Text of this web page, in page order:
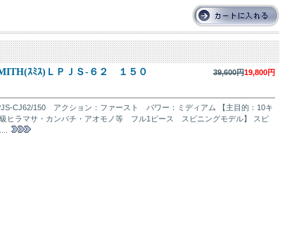
ｽﾐｽ)ＬＰＪＳ-６２ １５０ 39,600円19,800円
CJ62/150 アクション：ファースト パワー：ミディアム 【主目的：10キ
ヒラマサ・カンパチ・アオモノ等 フル1ピース スピニングモデル】 スピ